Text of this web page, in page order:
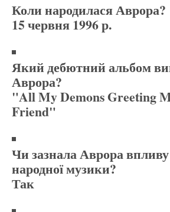
Коли народилася Аврора?
15 червня 1996 р.
Який дебютний альбом випустила
Аврора?
"All My Demons Greeting
Friend"
Чи зазнала Аврора впливу норвезької
народної музики?
Так